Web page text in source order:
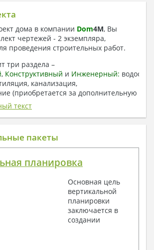
дома в компании Dom4M, Вы
чертежей - 2 экземпляра,
проведения строительных работ.
три раздела –
, Конструктивный и Инженерный:
канализация,
(приобретается за дополнительную
записка.
раздел:
по проекту
маркировочные планы с
и состав конструкций
с ведомостью внешних отделок
проемов – спецификация
перемычек – сечения и
текст
пакеты
планировка
Основная цель
вертикальной
планировки
заключается в
создании